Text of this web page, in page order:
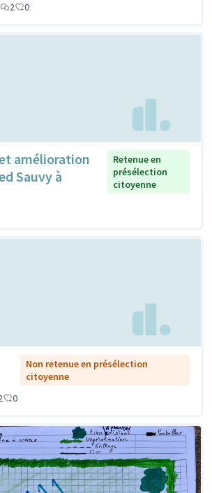
2 0
amélioration
Sauvy à
Retenue en
présélection
citoyenne
Non retenue en présélection
citoyenne
0